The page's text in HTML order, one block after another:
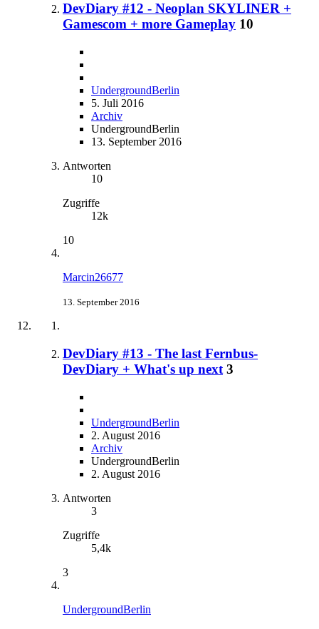
DevDiary #12 - Neoplan SKYLINER +
Gamescom + more Gameplay 10
UndergroundBerlin
5. Juli 2016
Archiv
UndergroundBerlin
13. September 2016
Antworten
10
Zugriffe
12k
10
Marcin26677
13. September 2016
DevDiary #13 - The last Fernbus-
DevDiary + What's up next 3
UndergroundBerlin
2. August 2016
Archiv
UndergroundBerlin
2. August 2016
Antworten
3
Zugriffe
5,4k
3
UndergroundBerlin